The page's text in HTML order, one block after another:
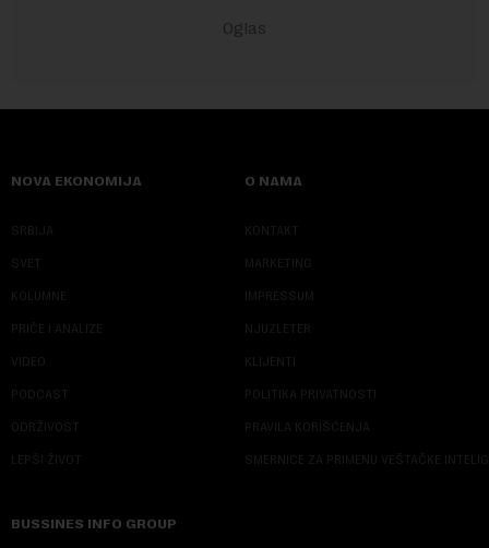
NOVA EKONOMIJA
SRBIJA
SVET
KOLUMNE
PRIČE I ANALIZE
VIDEO
PODCAST
ODRŽIVOST
LEPŠI ŽIVOT
O NAMA
KONTAKT
MARKETING
IMPRESSUM
NJUZLETER
KLIJENTI
POLITIKA PRIVATNOSTI
PRAVILA KORIŠĆENJA
SMERNICE ZA PRIMENU VEŠTAČKE
BUSSINES INFO GROUP